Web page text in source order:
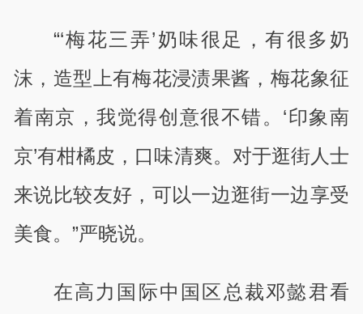
“‘梅花三弄’奶味很足，有很多奶
沫，造型上有梅花浸渍果酱，梅花象征
着南京，我觉得创意很不错。‘印象南
京’有柑橘皮，口味清爽。对于逛街人士
来说比较友好，可以一边逛街一边享受
美食。”严晓说。
在高力国际中国区总裁邓懿君看